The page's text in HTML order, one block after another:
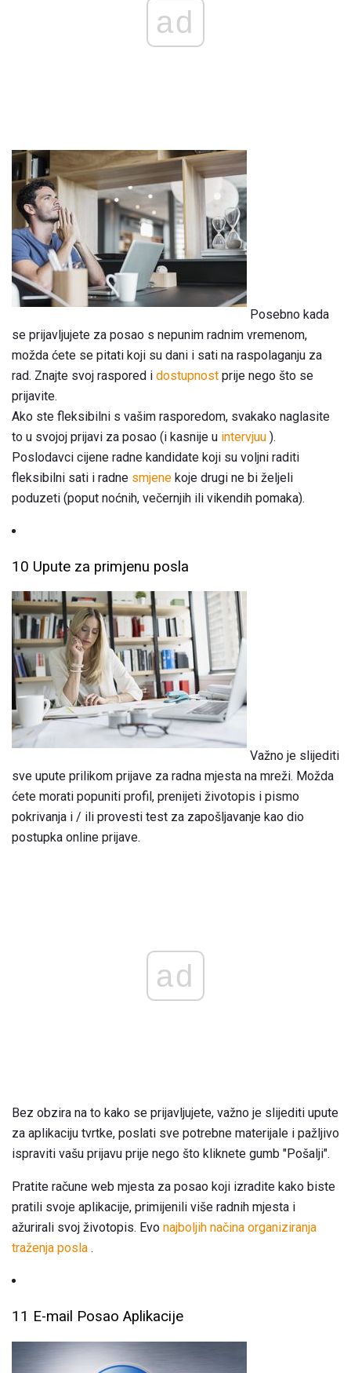
ad
Posebno kada
se prijavljujete za posao s nepunim radnim vremenom,
možda ćete se pitati koji su dani i sati na raspolaganju za
rad. Znajte svoj raspored i dostupnost prije nego što se
prijavite.
Ako ste fleksibilni s vašim rasporedom, svakako naglasite
to u svojoj prijavi za posao (i kasnije u intervjuu ).
Poslodavci cijene radne kandidate koji su voljni raditi
fleksibilni sati i radne smjene koje drugi ne bi željeli
poduzeti (poput noćnih, večernjih ili vikendih pomaka).
10 Upute za primjenu posla
Važno je slijediti
sve upute prilikom prijave za radna mjesta na mreži. Možda
ćete morati popuniti profil, prenijeti životopis i pismo
pokrivanja i / ili provesti test za zapošljavanje kao dio
postupka online prijave.
ad
Bez obzira na to kako se prijavljujete, važno je slijediti upute
za aplikaciju tvrtke, poslati sve potrebne materijale i pažljivo
ispraviti vašu prijavu prije nego što kliknete gumb "Pošalji".
Pratite račune web mjesta za posao koji izradite kako biste
pratili svoje aplikacije, primijenili više radnih mjesta i
ažurirali svoj životopis. Evo najboljih načina organiziranja
traženja posla .
11 E-mail Posao Aplikacije